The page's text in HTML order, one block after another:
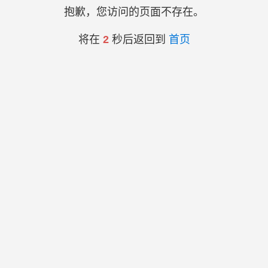
抱歉，您访问的页面不存在。
将在 2秒后返回到 首页